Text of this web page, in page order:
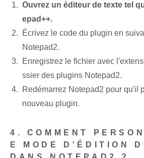
Ouvrez un éditeur de texte tel
epad++.
Écrivez le code du plugin en
Notepad2.
Enregistrez le fichier avec
ssier des plugins Notepad2.
Redémarrez Notepad2 pour qu'il
nouveau plugin.
4. COMMENT
E MODE D'ÉDITION